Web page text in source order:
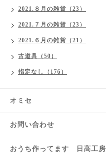
2021.８月の雑貨（23）
2021.７月の雑貨（23）
2021.６月の雑貨（21）
古道具（50）
指定なし（176）
オミセ
お問い合わせ
おうち作ってます 日高工房